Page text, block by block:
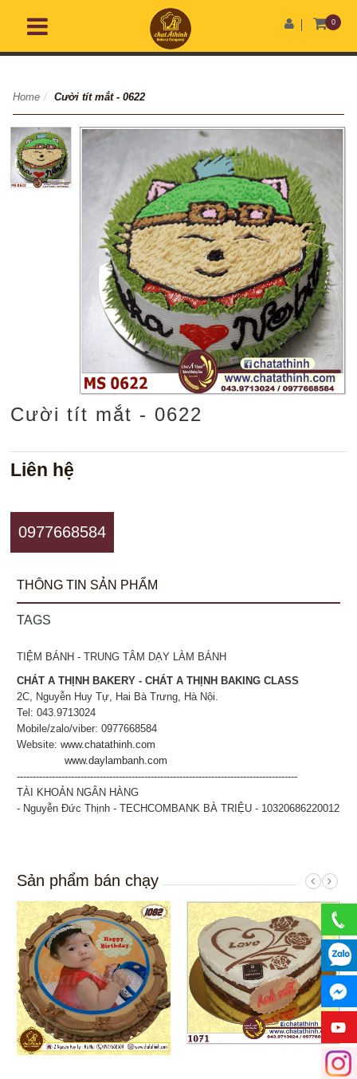
0
Home / Cười tít mắt - 0622
Cười tít mắt - 0622
Liên hệ
0977668584
THÔNG TIN SẢN PHẨM
TAGS
TIỆM BÁNH - TRUNG TÂM DẠY LÀM BÁNH
CHÁT A THỊNH BAKERY - CHÁT A THỊNH BAKING CLASS
2C, Nguyễn Huy Tự, Hai Bà Trưng, Hà Nội.
Tel: 043.9713024
Mobile/zalo/viber: 0977668584
Website:www.chatathinh.com
www.daylambanh.com
----------------------------------------------------------------------------------------
TÀI KHOẢN NGÂN HÀNG
- Nguyễn Đức Thịnh - TECHCOMBANK BÀ TRIỆU - 10320686220012
Sản phẩm bán chạy